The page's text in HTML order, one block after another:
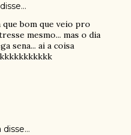
disse…
que bom que veio pro
mesmo... mas o dia
sena... ai a coisa
disse…